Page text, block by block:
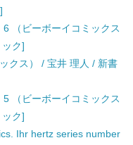
（ビーボーイコミックス
ク]
クス） / 宝井 理人 / 新書
（ビーボーイコミックス
ク]
Ihr hertz series number